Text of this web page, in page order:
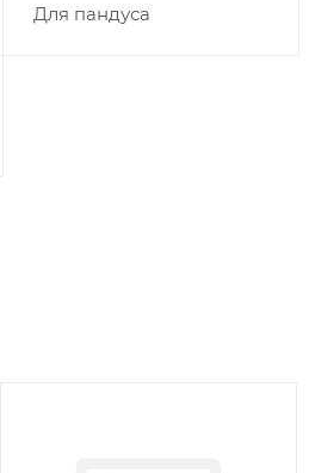
Для пандуса